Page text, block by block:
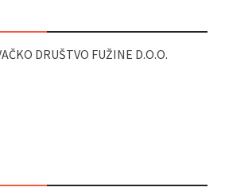
DRUŠTVO FUŽINE D.O.O.